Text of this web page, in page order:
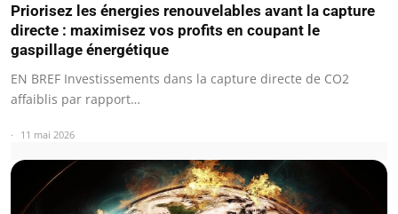
Priorisez les énergies renouvelables avant la capture
directe : maximisez vos profits en coupant le
gaspillage énergétique
EN BREF Investissements dans la capture directe de CO2
affaiblis par rapport…
11 mai 2026